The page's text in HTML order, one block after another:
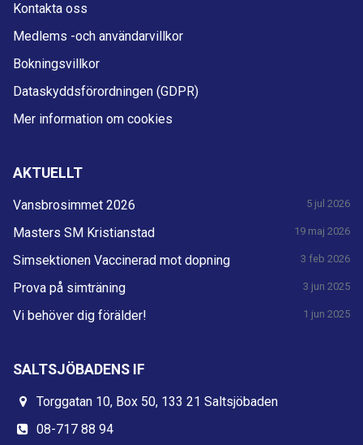
Kontakta oss
Medlems -och användarvillkor
Bokningsvillkor
Dataskyddsförordningen (GDPR)
Mer information om cookies
AKTUELLT
Vansbrosimmet 2026 5 jul 2026
Masters SM Kristianstad 19 maj 2026
Simsektionen Vaccinerad mot dopning 3 feb 2026
Prova på simträning 3 jun 2025
Vi behöver dig förälder! 1 jun 2025
SALTSJÖBADENS IF
Torggatan 10, Box 50, 133 21 Saltsjöbaden
08-717 88 94